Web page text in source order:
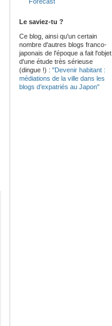
Le saviez-tu ?
Ce blog, ainsi qu'un certain
nombre d'autres blogs franco-
japonais de l'époque a fait l'objet
d'une étude très sérieuse
(dingue !) : "Devenir habitant :
médiations de la ville dans les
blogs d’expatriés au Japon"